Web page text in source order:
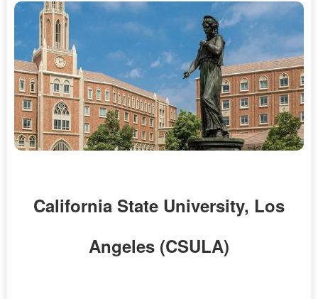
California State University, Los
Angeles (CSULA)